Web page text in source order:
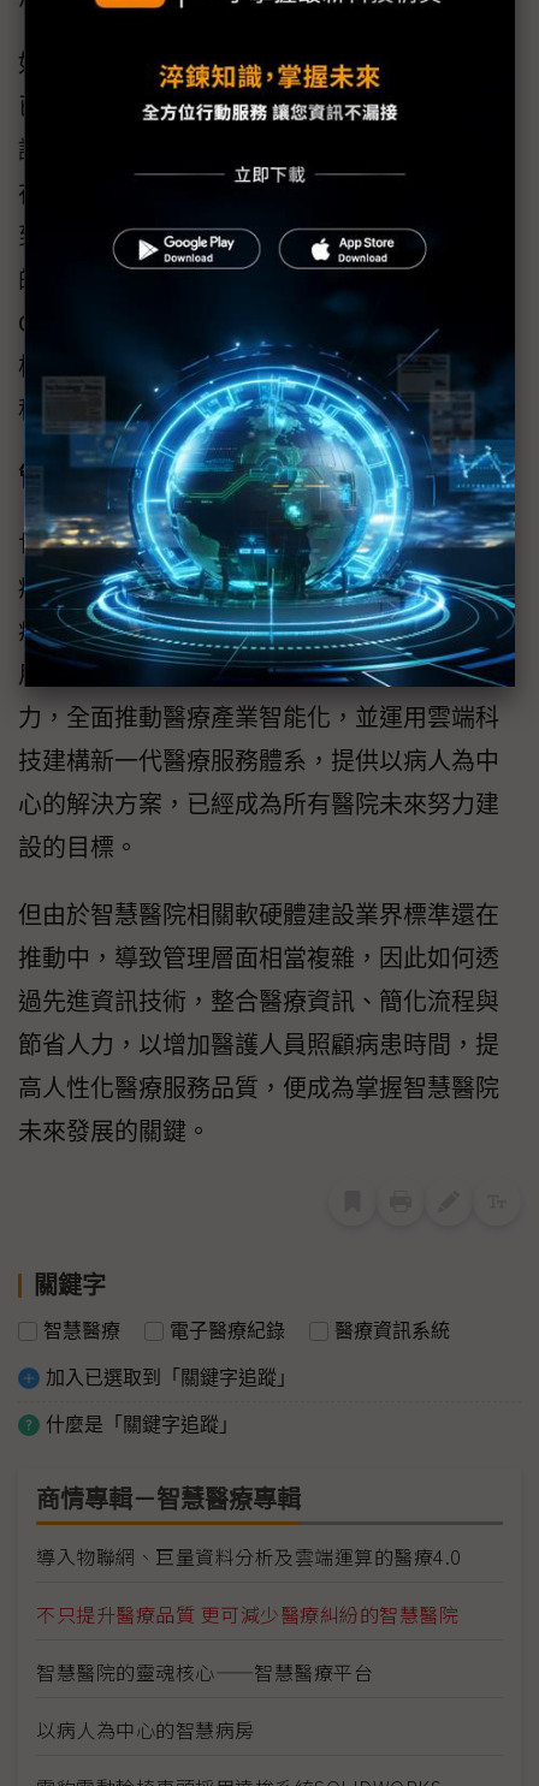
如美國史丹佛大學醫學院的心胸肺外科部門，
已開始在較為複雜的手術中利用Google Glass
讓住院醫生鍛鍊開刀技術，當負責開刀的醫生
在進行手術時，他所配戴的Google Glass所看
到的景象，都可傳送給其他配戴Google Glass
的住院醫生。印度也有骨科醫生以Google
Glass協助進行足部手術，還能同時檢視X光與
核磁共振的圖像，並用網路即時轉播手術過
程。
管理層面須多加注意
世界正面臨人口老化、慢性疾病增加、國家醫
療支出增加、醫療品質提升、遠距醫療、電子
病歷、居家照護等相關醫療照護問題，因此運
用物聯網、嵌入式電腦、自動控制的核心能
力，全面推動醫療產業智能化，並運用雲端科
技建構新一代醫療服務體系，提供以病人為中
心的解決方案，已經成為所有醫院未來努力建
設的目標。
但由於智慧醫院相關軟硬體建設業界標準還在
推動中，導致管理層面相當複雜，因此如何透
過先進資訊技術，整合醫療資訊、簡化流程與
節省人力，以增加醫護人員照顧病患時間，提
高人性化醫療服務品質，便成為掌握智慧醫院
未來發展的關鍵。
關鍵字
智慧醫療 電子醫療紀錄 醫療資訊系統
加入已選取到「關鍵字追蹤」
什麼是「關鍵字追蹤」
商情專輯－智慧醫療專輯
導入物聯網、巨量資料分析及雲端運算的醫療4.0
不只提升醫療品質 更可減少醫療糾紛的智慧醫院
智慧醫院的靈魂核心——智慧醫療平台
以病人為中心的智慧病房